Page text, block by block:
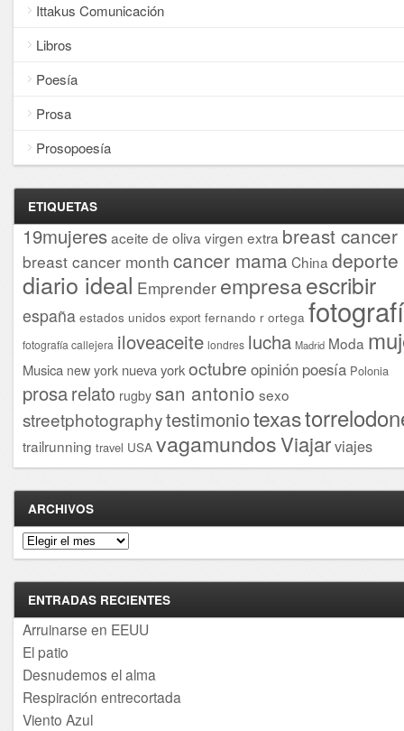
Ittakus Comunicación
Libros
Poesía
Prosa
Prosopoesía
ETIQUETAS
19mujeresaceite de oliva virgen extra breast cancer
breast cancer month cancer mama China deporte
diario ideal Emprender empresaescribir
españa estados unidos export fernando r ortega
fotografía callejera iloveaceite londres lucha Madrid Moda
Musica new york nueva yorkoctubre opinión poesía Polonia
prosarelato rugby san antonio sexo
streetphotographytestimoniotexas
trailrunning travel USA vagamundosViajarviajes
ARCHIVOS
Archivos
ENTRADAS RECIENTES
Arruinarse en EEUU
El patio
Desnudemos el alma
Respiración entrecortada
Viento Azul